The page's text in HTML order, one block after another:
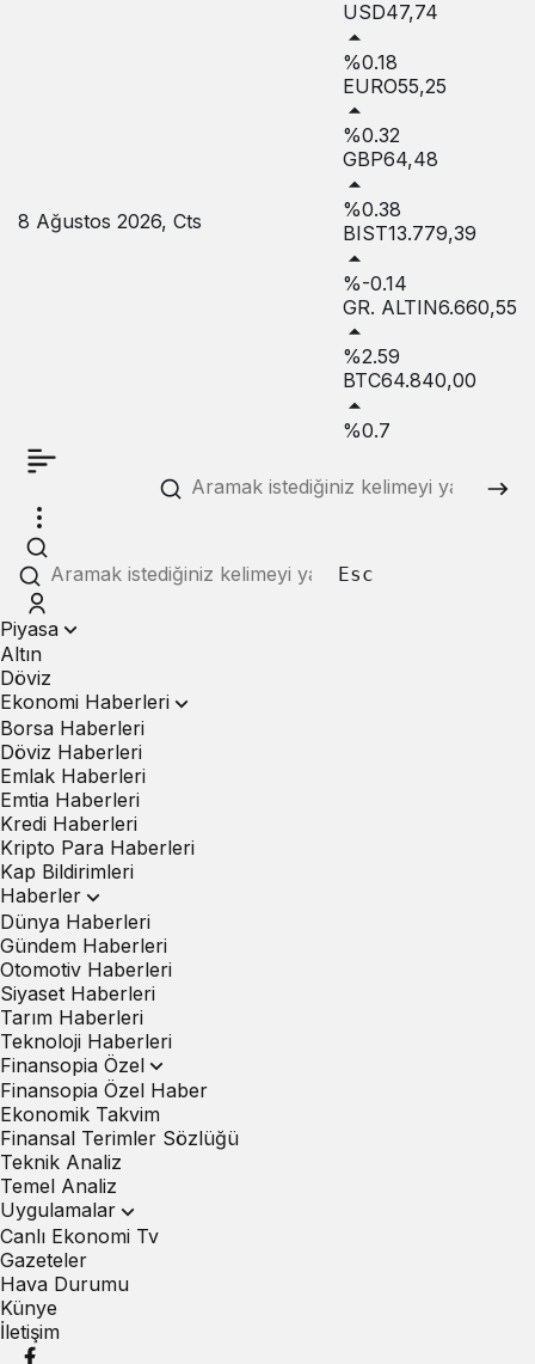
8 Ağustos 2026, Cts
USD47,74
%0.18
EURO55,25
%0.32
GBP64,48
%0.38
BIST13.779,39
%-0.14
GR. ALTIN6.660,55
%2.59
BTC64.840,00
%0.7
Esc
Piyasa
Altın
Döviz
Ekonomi Haberleri
Borsa Haberleri
Döviz Haberleri
Emlak Haberleri
Emtia Haberleri
Kredi Haberleri
Kripto Para Haberleri
Kap Bildirimleri
Haberler
Dünya Haberleri
Gündem Haberleri
Otomotiv Haberleri
Siyaset Haberleri
Tarım Haberleri
Teknoloji Haberleri
Finansopia Özel
Finansopia Özel Haber
Ekonomik Takvim
Finansal Terimler Sözlüğü
Teknik Analiz
Temel Analiz
Uygulamalar
Canlı Ekonomi Tv
Gazeteler
Hava Durumu
Künye
İletişim